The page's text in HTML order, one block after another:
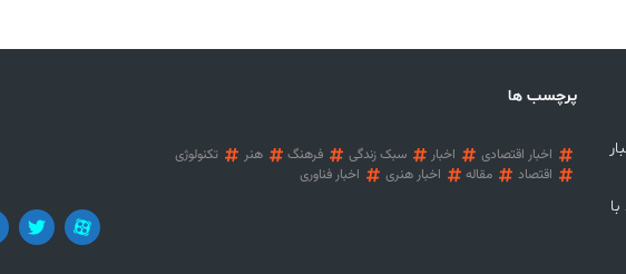
پرچسب ها
اخبار اقتصادی اخبار سبک زندگی فرهنگ هنر
تکنولوژی
اقتصاد
مقاله اخبار هنری اخبار فناوری